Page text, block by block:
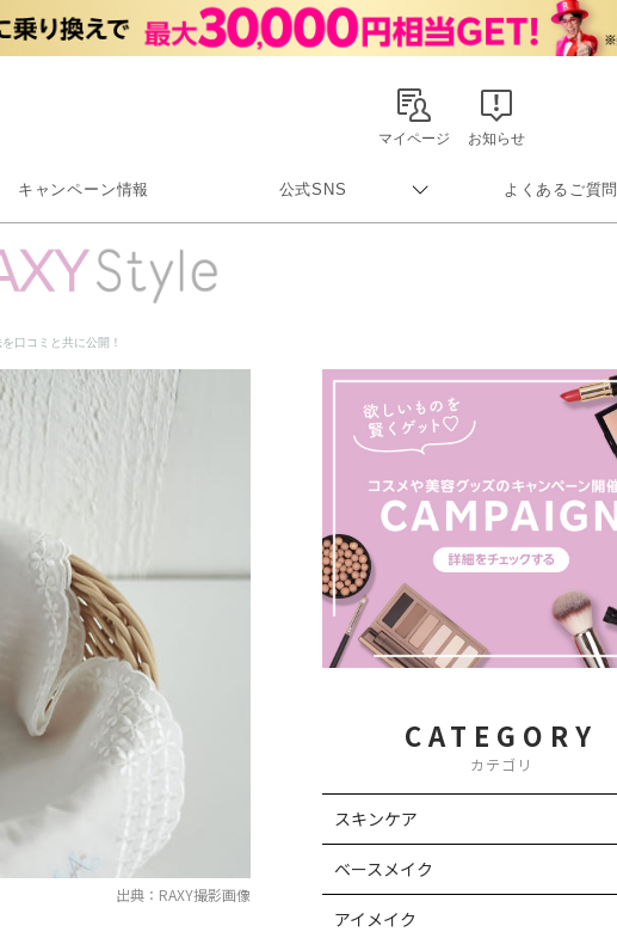
お知らせ
マイページ
キャンペーン情報 公式SNS
Rakuten Link
よくあるご質問
口コミと共に公開！
出典：RAXY撮影画像
CATEGORY
カテゴリ
スキンケア
ベースメイク
アイメイク